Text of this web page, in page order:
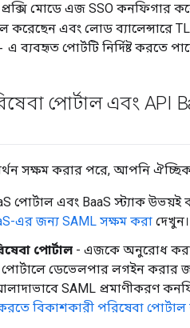
মোডে এজ SSO কনফিগার
করেছেন এবং লোড
এ ব্যবহৃত পোর্টটি নির্দিষ্ট করতে
পোর্টাল এবং API
সক্ষম করার পরে, আপনি
পোর্টাল এবং BaaS স্ট্যাক
এর জন্য SAML সক্ষম করা দেখুন।
পোর্টাল - এজকে অনুরোধ করার
পোর্টালে ডেভেলপার লগইন
SAML প্রমাণীকরণ
বিকাশকারী পরিষেবা